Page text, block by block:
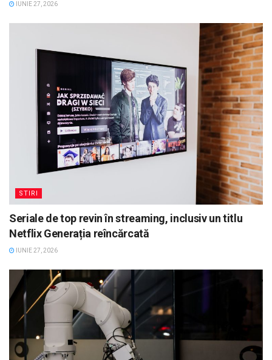
IUNIE 27, 2026
STIRI
Seriale de top revin în streaming, inclusiv un titlu
Netflix Generația reîncărcată
IUNIE 27, 2026